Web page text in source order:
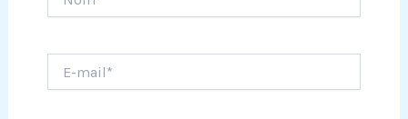
mail*